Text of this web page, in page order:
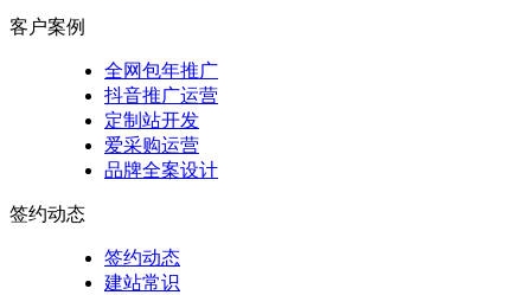
客户案例
全网包年推广
抖音推广运营
定制站开发
爱采购运营
品牌全案设计
签约动态
签约动态
建站常识